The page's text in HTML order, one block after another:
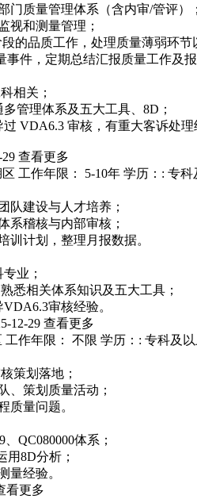
门质量管理体系（含内审/管评）；
视和测量管理；
的品质工作，处理质量薄弱环节
件，定期总结汇报质量工作及报
相关；
管理体系及五大工具、8D；
VDA6.3 审核，有重大客诉处理
29 查看更多
工作年限： 5-10年 学历：: 专科
队建设与人才培养；
系稽核与内部审核；
训计划，整理月报数据。
业；
悉相关体系知识及五大工具；
审核经验。
12-29 查看更多
工作年限： 不限 学历：: 专科及以
策划落地；
、策划质量活动；
质量问题。
QC080000体系；
用8D分析；
量经验。
看更多